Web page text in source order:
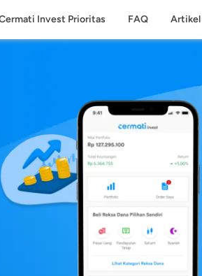
Invest Prioritas FAQ Artikel